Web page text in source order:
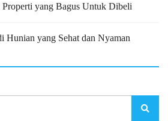
yang Bagus Untuk Dibeli
Hunian yang Sehat dan Nyaman